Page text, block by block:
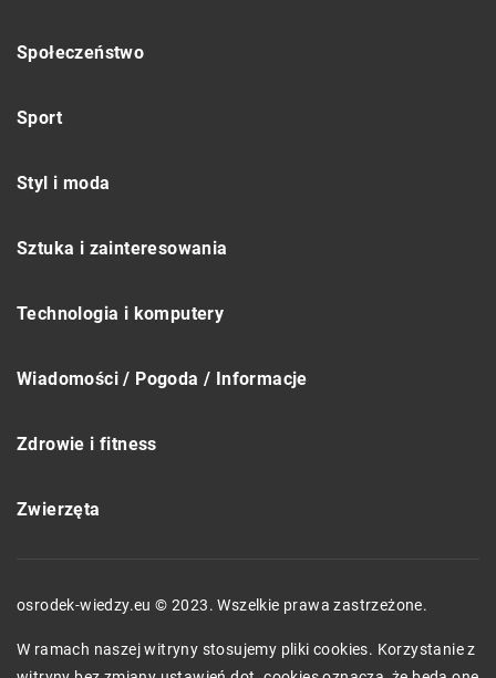
Społeczeństwo
Sport
Styl i moda
Sztuka i zainteresowania
Technologia i komputery
Wiadomości / Pogoda / Informacje
Zdrowie i fitness
Zwierzęta
osrodek-wiedzy.eu © 2023. Wszelkie prawa zastrzeżone.
W ramach naszej witryny stosujemy pliki cookies. Korzystanie z